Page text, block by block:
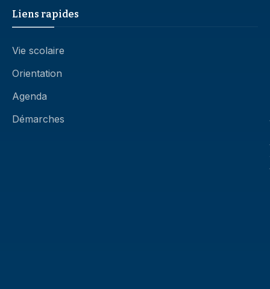
Liens rapides
Vie scolaire
Orientation
Agenda
Démarches